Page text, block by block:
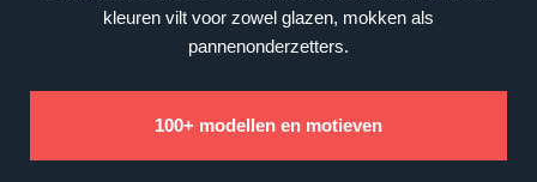
kleuren vilt voor zowel glazen, mokken als
pannenonderzetters.
100+ modellen en motieven